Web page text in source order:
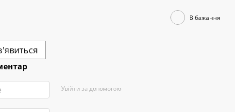
В бажання
Увійти за допомогою